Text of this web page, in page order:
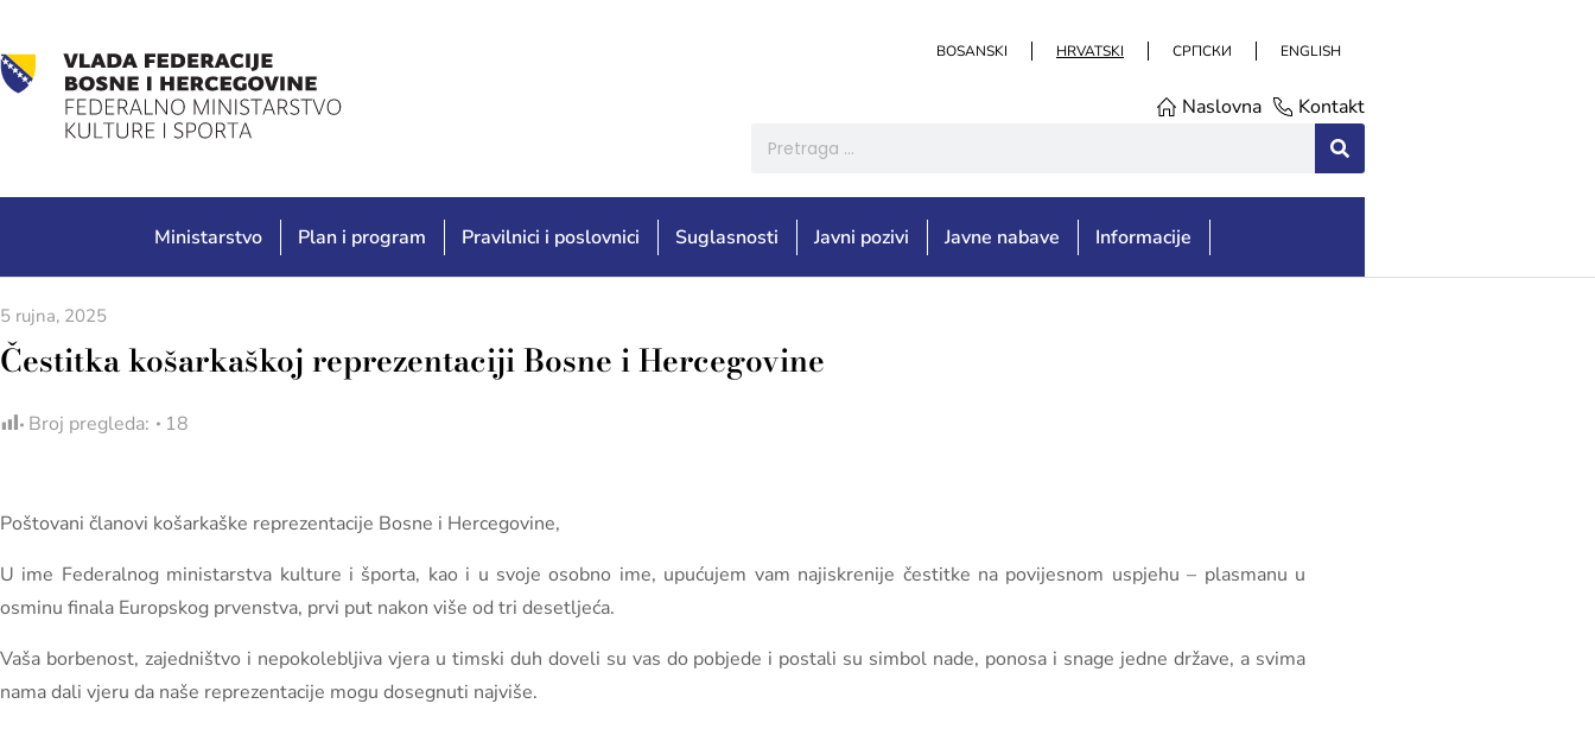
BOSANSKI HRVATSKI СРПСКИ ENGLISH
Naslovna Kontakt
Ministarstvo Plan i program Pravilnici i poslovnici Suglasnosti Javni pozivi Javne nabave Informacije
5 rujna, 2025
Čestitka košarkaškoj reprezentaciji Bosne i Hercegovine
Broj pregleda: 18
Poštovani članovi košarkaške reprezentacije Bosne i Hercegovine,
U ime Federalnog ministarstva kulture i športa, kao i u svoje osobno ime, upućujem vam najiskrenije čestitke na povijesnom uspjehu – plasmanu u
osminu finala Europskog prvenstva, prvi put nakon više od tri desetljeća.
Vaša borbenost, zajedništvo i nepokolebljiva vjera u timski duh doveli su vas do pobjede i postali su simbol nade, ponosa i snage jedne države, a svima
nama dali vjeru da naše reprezentacije mogu dosegnuti najviše.